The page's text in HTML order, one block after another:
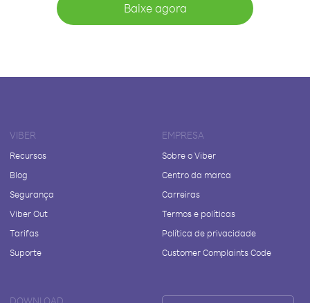
Baixe agora
VIBER
Recursos
Blog
Segurança
Viber Out
Tarifas
Suporte
EMPRESA
Sobre o Viber
Centro da marca
Carreiras
Termos e políticas
Política de privacidade
Customer Complaints Code
DOWNLOAD